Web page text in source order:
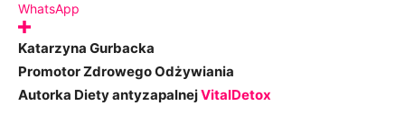
WhatsApp
Katarzyna Gurbacka
Promotor Zdrowego Odżywiania
Autorka Diety antyzapalnejVitalDetox